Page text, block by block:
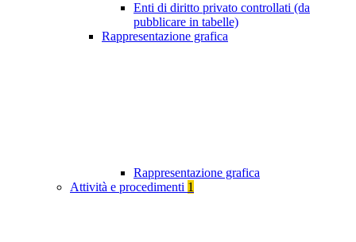
Enti di diritto privato controllati (da
pubblicare in tabelle)
Rappresentazione grafica
Rappresentazione grafica
Attività e procedimenti 1